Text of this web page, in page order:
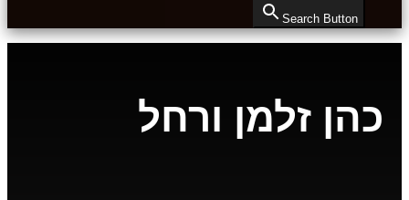
Search Button
כהן זלמן ורחל